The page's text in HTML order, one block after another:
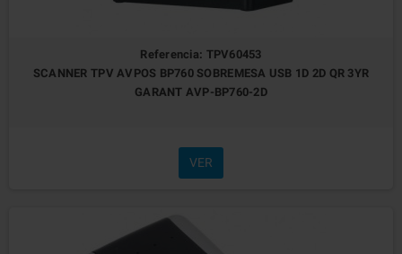
Referencia: TPV60453
SCANNER TPV AVPOS BP760 SOBREMESA USB 1D 2D QR 3YR
GARANT AVP-BP760-2D
VER